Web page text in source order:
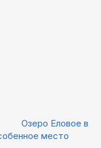
Озеро Еловое в
место